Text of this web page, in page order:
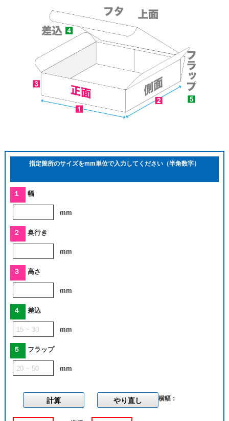
指定箇所のサイズをmm単位で入力してください（半角数字）
１ 幅
mm
２ 奥行き
mm
３ 高さ
mm
４ 差込
mm
５ フラップ
mm
横幅：